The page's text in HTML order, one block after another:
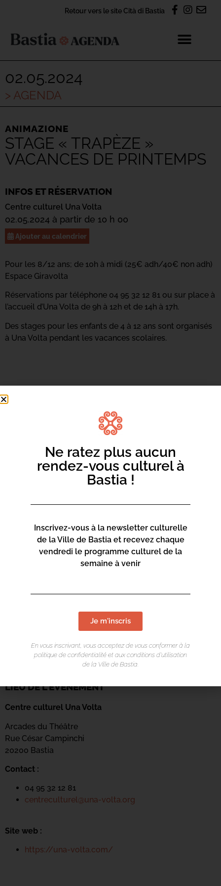
Retour vers le site Cità di Bastia
02.05.2024
> AGENDA
ANIMAZIONE
STAGE « TRAPÈZE »
VACANCES DE PRINTEMPS
INFOS ET RÉSERVATION
Centre culturel Una Volta
02.05.2024 à partir de 10 h 00
Ajouter au calendrier
Pour les 8/12 ans; de 10h à midi (25€ adh/40€ non adh)
Espace Giravolta
Réservations par téléphone 04 95 32 12 81 ou sur place à
l’accueil d’Una Volta de 9h à 12h et de 14h à 17h.
Des stages pour les enfants de 4 à 12 ans sont organisés
à Una Volta pendant les vacances scolaires.
LIEU DE L'ÉVÉNEMENT
Centre culturel Una Volta
Arcades du Théâtre
Rue César Campinchi
20200 Bastia
Contact :
04 95 32 12 81
centreculturel@una-volta.org
Site web :
https://una-volta.com/
Ne ratez plus aucun
rendez-vous culturel à
Bastia !
Inscrivez-vous à la newsletter culturelle
de la Ville de Bastia et recevez chaque
vendredi le programme culturel de la
semaine à venir
Je m'inscris
En vous inscrivant, vous acceptez de vous conformer à la
politique de confidentialité et aux conditions d’utilisation
de la Ville de Bastia.